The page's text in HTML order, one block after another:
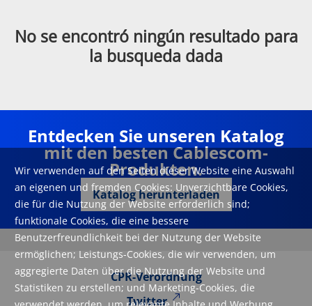
Wir verwenden auf den Seiten dieser Website eine Auswahl
an eigenen und fremden Cookies: Unverzichtbare Cookies,
die für die Nutzung der Website erforderlich sind;
funktionale Cookies, die eine bessere
Benutzerfreundlichkeit bei der Nutzung der Website
ermöglichen; Leistungs-Cookies, die wir verwenden, um
aggregierte Daten über die Nutzung der Website und
Statistiken zu erstellen; und Marketing-Cookies, die
No se encontró ningún resultado para
la busqueda dada
Entdecken Sie unseren Katalog
mit den besten Cablescom-
Produkten.
Katalog herunterladen
CPR-Verordnung
Twitter